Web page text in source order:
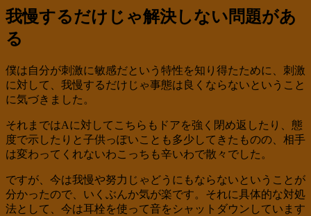
我慢するだけじゃ解決しない問題があ
る
僕は自分が刺激に敏感だという特性を知り得たために、刺激
に対して、我慢するだけじゃ事態は良くならないということ
に気づきました。
それまではAに対してこちらもドアを強く閉め返したり、態
度で示したりと子供っぽいことも多少してきたものの、相手
は変わってくれないわこっちも辛いわで散々でした。
ですが、今は我慢や努力じゃどうにもならないということが
分かったので、いくぶんか気が楽です。それに具体的な対処
法として、今は耳栓を使って音をシャットダウンしています